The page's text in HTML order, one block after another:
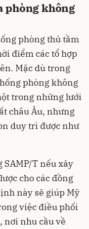
phòng không
phòng thủ tầm
điểm các tổ hợp
Mặc dù trong
phòng không
trong những lưới
châu Âu, nhưng
duy trì được như
SAMP/T nếu xảy
cho các đồng
này sẽ giúp Mỹ
việc điều phối
nơi nhu cầu về